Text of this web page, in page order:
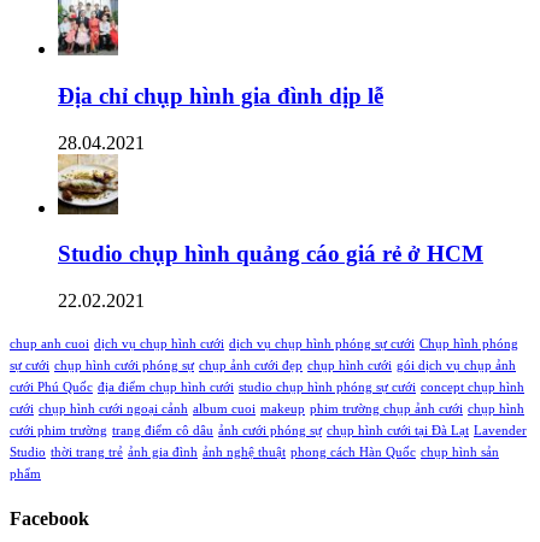
Địa chỉ chụp hình gia đình dịp lễ
28.04.2021
Studio chụp hình quảng cáo giá rẻ ở HCM
22.02.2021
chup anh cuoi dịch vụ chụp hình cưới dịch vụ chụp hình phóng sự cưới Chụp hình phóng
sự cưới chụp hình cưới phóng sự chụp ảnh cưới đẹp chụp hình cưới gói dịch vụ chụp ảnh
cưới Phú Quốc địa điểm chụp hình cưới studio chụp hình phóng sự cưới concept chụp hình
cưới chụp hình cưới ngoại cảnh album cuoi makeup phim trường chụp ảnh cưới chụp hình
cưới phim trường trang điểm cô dâu ảnh cưới phóng sự chụp hình cưới tại Đà Lạt Lavender
Studio thời trang trẻ ảnh gia đình ảnh nghệ thuật phong cách Hàn Quốc chụp hình sản
phẩm
Facebook